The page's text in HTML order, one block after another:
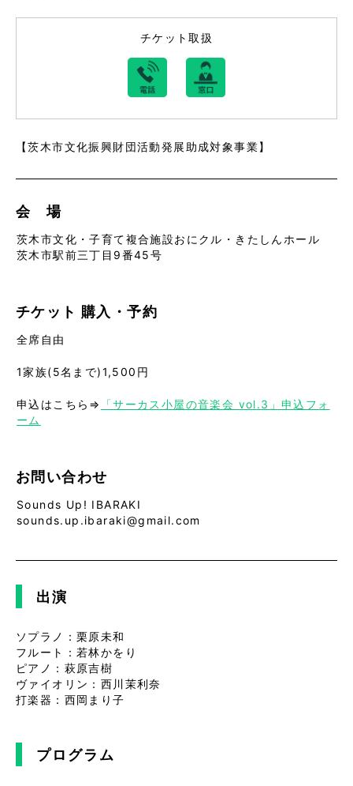
チケット取扱
【茨木市文化振興財団活動発展助成対象事業】
会 場
茨木市文化・子育て複合施設おにクル・きたしんホール
茨木市駅前三丁目9番45号
チケット 購入・予約
全席自由
1家族(5名まで)1,500円
申込はこちら⇒
「サーカス小屋の音楽会 vol.3」申込フォ
ーム
お問い合わせ
Sounds Up! IBARAKI
sounds.up.ibaraki@gmail.com
出演
ソプラノ：栗原未和
フルート：若林かをり
ピアノ：萩原吉樹
ヴァイオリン：西川茉利奈
打楽器：西岡まり子
プログラム